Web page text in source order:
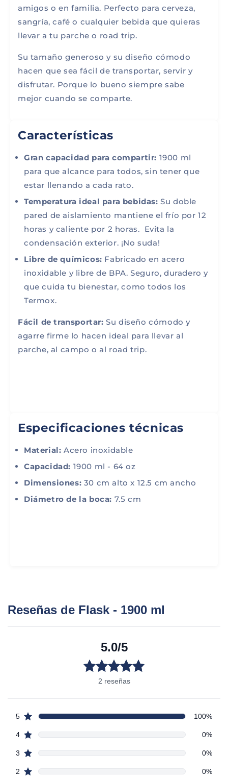
amigos o en familia. Perfecto para cerveza,
sangría, café o cualquier bebida que quieras
llevar a tu parche o road trip.
Su tamaño generoso y su diseño cómodo
hacen que sea fácil de transportar, servir y
disfrutar. Porque lo bueno siempre sabe
mejor cuando se comparte.
Características
Gran capacidad para compartir: 1900 ml
para que alcance para todos, sin tener que
estar llenando a cada rato.
Temperatura ideal para bebidas:Su doble
pared de aislamiento mantiene el frío por 12
horas y caliente por 2 horas. Evita la
condensación exterior. ¡No suda!
Libre de químicos: Fabricado en acero
inoxidable y libre de BPA. Seguro, duradero y
que cuida tu bienestar, como todos los
Termox.
Fácil de transportar:Su diseño cómodo y
agarre firme lo hacen ideal para llevar al
parche, al campo o al road trip.
Especificaciones técnicas
Material: Acero inoxidable
Capacidad: 1900 ml - 64 oz
Dimensiones: 30 cm alto x 12.5 cm ancho
Diámetro de la boca: 7.5 cm